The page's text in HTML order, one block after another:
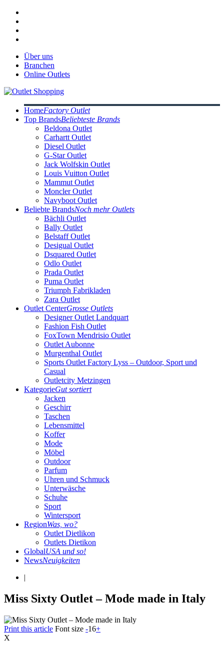
Über uns
Branchen
Online Outlets
HomeFactory Outlet
Top BrandsBeliebteste Brands
Beldona Outlet
Carhartt Outlet
Diesel Outlet
G-Star Outlet
Jack Wolfskin Outlet
Louis Vuitton Outlet
Mammut Outlet
Moncler Outlet
Navyboot Outlet
Beliebte BrandsNoch mehr Outlets
Bächli Outlet
Bally Outlet
Belstaff Outlet
Desigual Outlet
Dsquared Outlet
Odlo Outlet
Prada Outlet
Puma Outlet
Triumph Fabrikladen
Zara Outlet
Outlet CenterGrosse Outlets
Designer Outlet Landquart
Fashion Fish Outlet
FoxTown Mendrisio Outlet
Outlet Aubonne
Murgenthal Outlet
Sports Outlet Factory Lyss – Outdoor, Sport und
Casual
Outletcity Metzingen
KategorieGut sortiert
Jacken
Geschirr
Taschen
Lebensmittel
Koffer
Mode
Möbel
Outdoor
Parfum
Uhren und Schmuck
Unterwäsche
Schuhe
Sport
Wintersport
RegionWas, wo?
Outlet Dietlikon
Outlets Dietikon
GlobalUSA und so!
NewsNeuigkeiten
|
Miss Sixty Outlet – Mode made in Italy
Print this article Font size -16+
X